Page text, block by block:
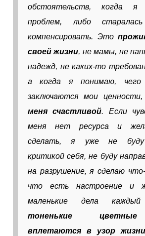
обстоятельств, когда
проблем, либо
компенсировать. Это
своей жизни, не мамы, не
надежд, не каких-то
а когда я понимаю,
заключаются мои ценности,
меня счастливой. Если
меня нет ресурса и
сделать, я уже не буду
критикой себя, не буду
на разрушение, я сделаю
что есть настроение и
маленькие дела
тоненькие
вплетаются в узор